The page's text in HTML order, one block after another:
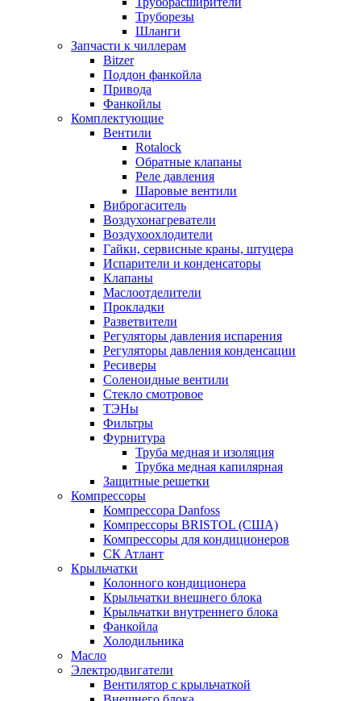
Труборезы
Шланги
Запчасти к чиллерам
Bitzer
Поддон фанкойла
Привода
Фанкойлы
Комплектующие
Вентили
Rotalock
Обратные клапаны
Реле давления
Шаровые вентили
Виброгаситель
Воздухонагреватели
Воздухоохлодители
Гайки, сервисные краны, штуцера
Испарители и конденсаторы
Клапаны
Маслоотделители
Прокладки
Разветвители
Регуляторы давления испарения
Регуляторы давления конденсации
Ресиверы
Соленоидные вентили
Стекло смотровое
ТЭНы
Фильтры
Фурнитура
Труба медная и изоляция
Трубка медная капилярная
Защитные решетки
Компрессоры
Компрессора Danfoss
Компрессоры BRISTOL (США)
Компрессоры для кондиционеров
СК Атлант
Крыльчатки
Колонного кондиционера
Крыльчатки внешнего блока
Крыльчатки внутреннего блока
Фанкойла
Холодильника
Масло
Электродвигатели
Вентилятор с крыльчаткой